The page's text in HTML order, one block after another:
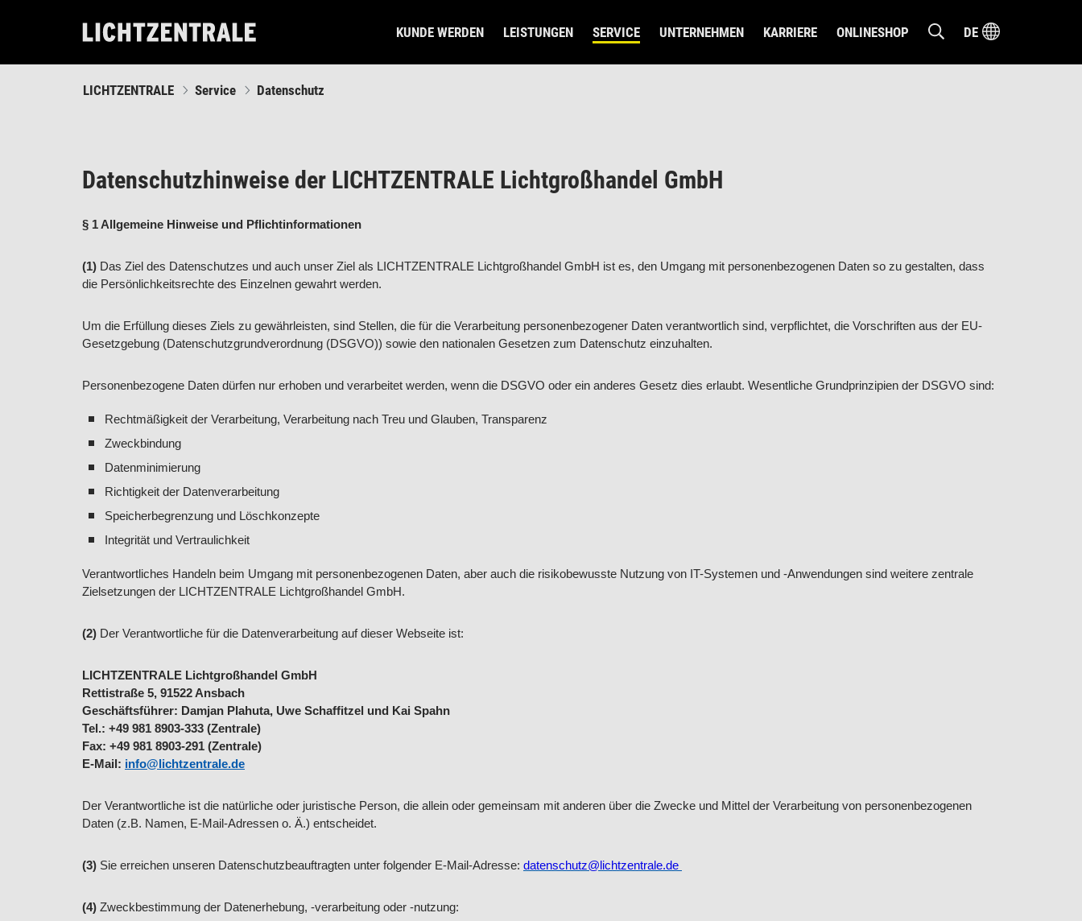
KUNDE WERDEN LEISTUNGEN SERVICE UNTERNEHMEN KARRIERE ONLINESHOP DE
LICHTZENTRALE Service Datenschutz
Datenschutzhinweise der LICHTZENTRALE Lichtgroßhandel GmbH
§ 1 Allgemeine Hinweise und Pflichtinformationen
(1) Das Ziel des Datenschutzes und auch unser Ziel als LICHTZENTRALE Lichtgroßhandel GmbH ist es, den Umgang mit personenbezogenen Daten so zu gestalten, dass
die Persönlichkeitsrechte des Einzelnen gewahrt werden.
Um die Erfüllung dieses Ziels zu gewährleisten, sind Stellen, die für die Verarbeitung personenbezogener Daten verantwortlich sind, verpflichtet, die Vorschriften aus der EU-
Gesetzgebung (Datenschutzgrundverordnung (DSGVO)) sowie den nationalen Gesetzen zum Datenschutz einzuhalten.
Personenbezogene Daten dürfen nur erhoben und verarbeitet werden, wenn die DSGVO oder ein anderes Gesetz dies erlaubt. Wesentliche Grundprinzipien der DSGVO sind:
Rechtmäßigkeit der Verarbeitung, Verarbeitung nach Treu und Glauben, Transparenz
Zweckbindung
Datenminimierung
Richtigkeit der Datenverarbeitung
Speicherbegrenzung und Löschkonzepte
Integrität und Vertraulichkeit
Verantwortliches Handeln beim Umgang mit personenbezogenen Daten, aber auch die risikobewusste Nutzung von IT-Systemen und -Anwendungen sind weitere zentrale
Zielsetzungen der LICHTZENTRALE Lichtgroßhandel GmbH.
(2) Der Verantwortliche für die Datenverarbeitung auf dieser Webseite ist:
LICHTZENTRALE Lichtgroßhandel GmbH
Rettistraße 5, 91522 Ansbach
Geschäftsführer: Damjan Plahuta, Uwe Schaffitzel und Kai Spahn
Tel.: +49 981 8903-333 (Zentrale)
Fax: +49 981 8903-291 (Zentrale)
E-Mail: info@lichtzentrale.de
Der Verantwortliche ist die natürliche oder juristische Person, die allein oder gemeinsam mit anderen über die Zwecke und Mittel der Verarbeitung von personenbezogenen
Daten (z.B. Namen, E-Mail-Adressen o. Ä.) entscheidet.
(3) Sie erreichen unseren Datenschutzbeauftragten unter folgender E-Mail-Adresse: datenschutz@lichtzentrale.de
(4) Zweckbestimmung der Datenerhebung, -verarbeitung oder -nutzung: